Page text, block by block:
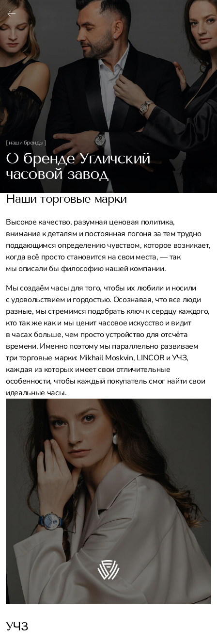
[ наши бренды ]
О бренде Угличский
часовой завод
Наши торговые марки
Высокое качество, разумная ценовая политика,
внимание к деталям и постоянная погоня за тем трудно
поддающимся определению чувством, которое возникает,
когда всё просто становится на свои места, — так
мы описали бы философию нашей компании.
Мы создаём часы для того, чтобы их любили и носили
с удовольствием и гордостью. Осознавая, что все люди
разные, мы стремимся подобрать ключ к сердцу каждого,
кто так же как и мы ценит часовое искусство и видит
в часах больше, чем просто устройство для отсчёта
времени. Именно поэтому мы параллельно развиваем
три торговые марки: Mikhail Moskvin, LINCOR и УЧЗ,
каждая из которых имеет свои отличительные
особенности, чтобы каждый покупатель смог найти свои
идеальные часы.
УЧЗ
ОФОРМИТЬ